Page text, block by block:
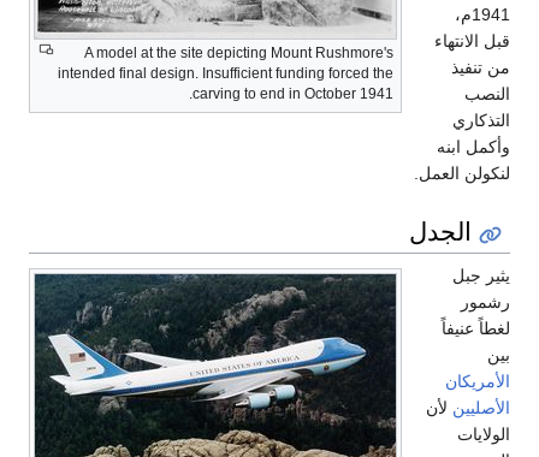
A model at the site depicting Mount Rushmore's
intended final design. Insufficient funding forced the
carving to end in October 1941.
1941م،
قبل الانتهاء
من تنفيذ
النصب
التذكاري
وأكمل ابنه
لنكولن العمل.
الجدل
يثير جبل
رشمور
لغطاً عنيفاً
بين
الأمريكان
الأصليين لأن
الولايات